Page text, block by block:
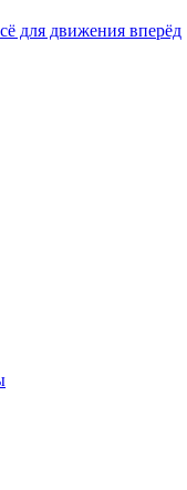
для движения вперёд